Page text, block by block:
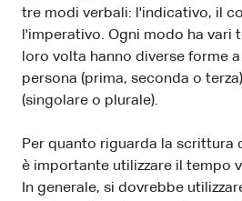
tre modi verbali: l'indicativo, il
l'imperativo. Ogni modo ha vari
loro volta hanno diverse forme
persona (prima, seconda o
(singolare o plurale).
Per quanto riguarda la scrittura
è importante utilizzare il tempo
In generale, si dovrebbe